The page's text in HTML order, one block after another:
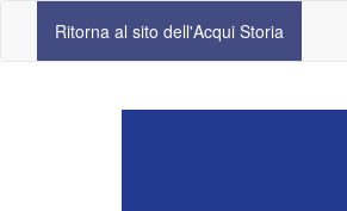
Ritorna al sito dell'Acqui Storia